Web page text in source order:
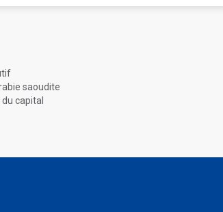
saoudite
capital